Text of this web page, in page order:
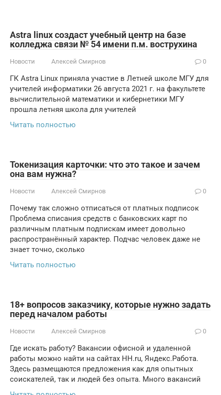
Astra linux создаст учебный центр на базе
колледжа связи № 54 имени п.м. вострухина
Новости Алексей Смирнов 0
ГК Astra Linux приняла участие в Летней школе МГУ для
учителей информатики 26 августа 2021 г. на факультете
вычислительной математики и кибернетики МГУ
прошла летняя школа для учителей
Читать полностью
Токенизация карточки: что это такое и зачем
она вам нужна?
Новости Алексей Смирнов 0
Почему так сложно отписаться от платных подписок
Проблема списания средств с банковских карт по
различным платным подпискам имеет довольно
распространённый характер. Подчас человек даже не
знает точно, сколько
Читать полностью
18+ вопросов заказчику, которые нужно задать
перед началом работы
Новости Алексей Смирнов 0
Где искать работу? Вакансии офисной и удаленной
работы можно найти на сайтах HH.ru, Яндекс.Работа.
Здесь размещаются предложения как для опытных
соискателей, так и людей без опыта. Много вакансий